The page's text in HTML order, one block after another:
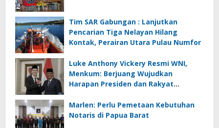
Tim SAR Gabungan : Lanjutkan
Pencarian Tiga Nelayan Hilang
Kontak, Perairan Utara Pulau Numfor
Luke Anthony Vickery Resmi WNI,
Menkum: Berjuang Wujudkan
Harapan Presiden dan Rakyat
Marlen: Perlu Pemetaan Kebutuhan
Notaris di Papua Barat